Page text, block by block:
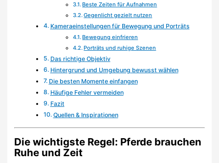
Beste Zeiten für Aufnahmen
Gegenlicht gezielt nutzen
Kameraeinstellungen für Bewegung und Porträts
Bewegung einfrieren
Porträts und ruhige Szenen
Das richtige Objektiv
Hintergrund und Umgebung bewusst wählen
Die besten Momente einfangen
Häufige Fehler vermeiden
Fazit
Quellen & Inspirationen
Die wichtigste Regel: Pferde brauchen
Ruhe und Zeit